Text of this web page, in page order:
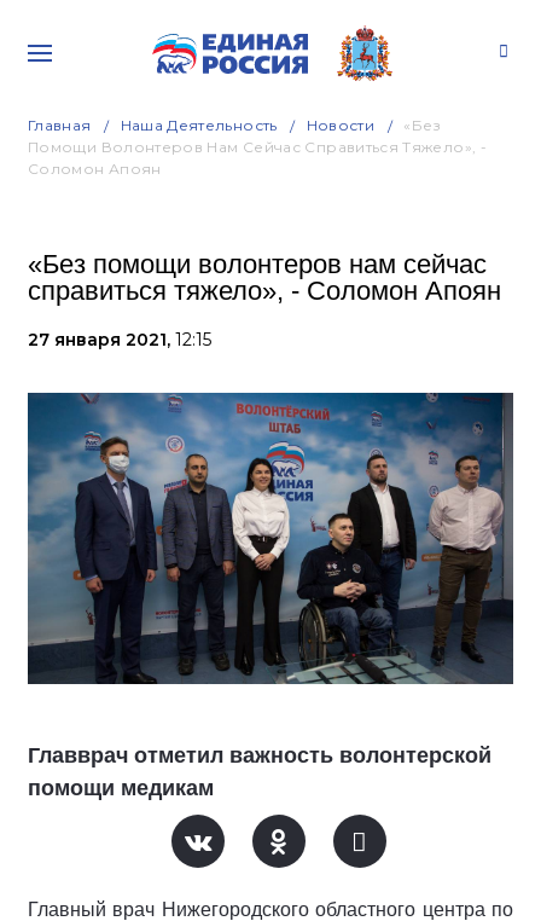
Главная Наша Деятельность Новости
«Без
Помощи Волонтеров Нам Сейчас Справиться Тяжело», -
Соломон Апоян
«Без помощи волонтеров нам сейчас
справиться тяжело», - Соломон Апоян
27 января 2021, 12:15
Главврач отметил важность волонтерской
помощи медикам
Главный врач Нижегородского областного центра по